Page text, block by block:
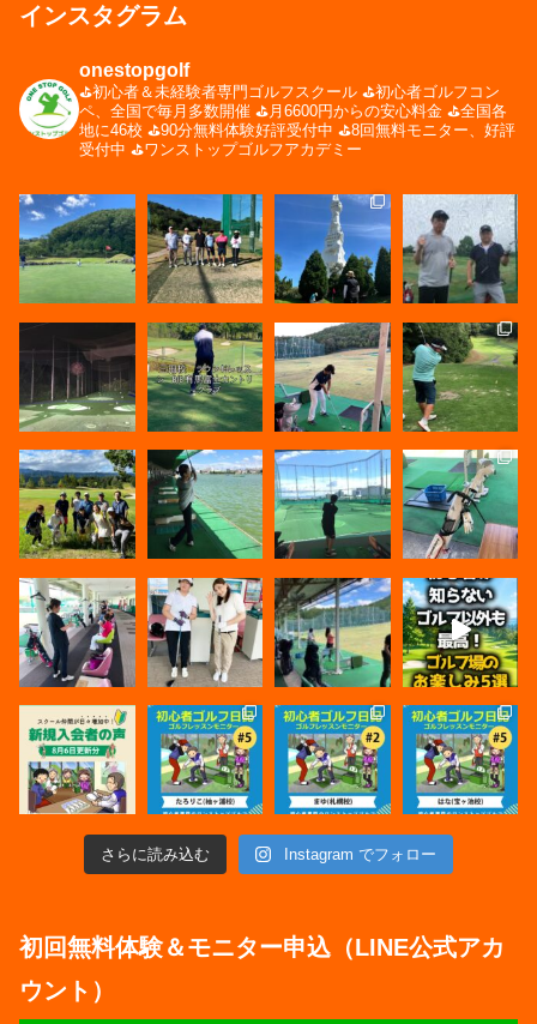
インスタグラム
onestopgolf
⛳️初心者＆未経験者専門ゴルフスクール ⛳️初心者ゴルフコン
ペ、全国で毎月多数開催 ⛳️月6600円からの安心料金 ⛳️全国各
地に46校 ⛳️90分無料体験好評受付中 ⛳️8回無料モニター、好評
受付中 ⛳️ワンストップゴルフアカデミー
さらに読み込む Instagram でフォロー
初回無料体験＆モニター申込（LINE公式アカ
ウント）